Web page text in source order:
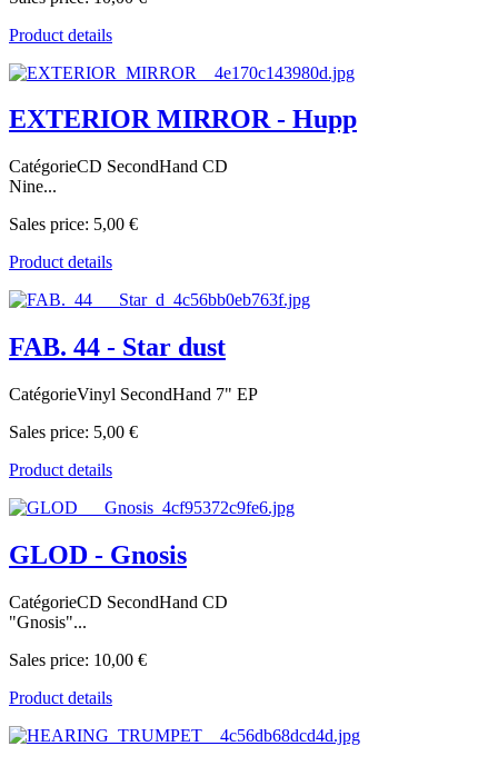
Product details
EXTERIOR MIRROR - Hupp
CatégorieCD SecondHand CD
Nine...
Sales price: 5,00 €
Product details
FAB. 44 - Star dust
CatégorieVinyl SecondHand 7" EP
Sales price: 5,00 €
Product details
GLOD - Gnosis
CatégorieCD SecondHand CD
"Gnosis"...
Sales price: 10,00 €
Product details